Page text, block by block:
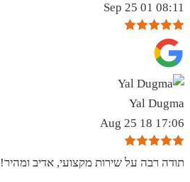
08:11 01 Sep 25
Yal Dugma
17:06 18 Aug 25
תודה רבה על שירות מקצועי, אדיב